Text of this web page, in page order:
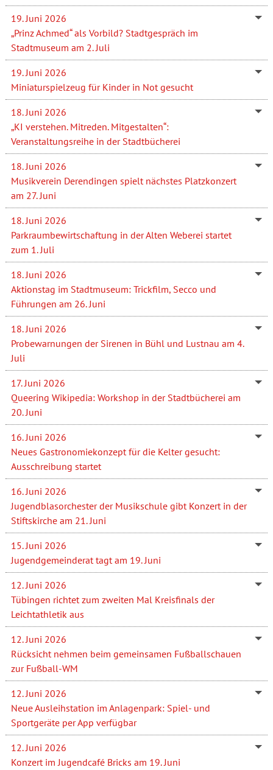
19. Juni 2026
„Prinz Achmed“ als Vorbild? Stadtgespräch im
Stadtmuseum am 2. Juli
19. Juni 2026
Miniaturspielzeug für Kinder in Not gesucht
18. Juni 2026
„KI verstehen. Mitreden. Mitgestalten“:
Veranstaltungsreihe in der Stadtbücherei
18. Juni 2026
Musikverein Derendingen spielt nächstes Platzkonzert
am 27. Juni
18. Juni 2026
Parkraumbewirtschaftung in der Alten Weberei startet
zum 1. Juli
18. Juni 2026
Aktionstag im Stadtmuseum: Trickfilm, Secco und
Führungen am 26. Juni
18. Juni 2026
Probewarnungen der Sirenen in Bühl und Lustnau am 4.
Juli
17. Juni 2026
Queering Wikipedia: Workshop in der Stadtbücherei am
20. Juni
16. Juni 2026
Neues Gastronomiekonzept für die Kelter gesucht:
Ausschreibung startet
16. Juni 2026
Jugendblasorchester der Musikschule gibt Konzert in der
Stiftskirche am 21. Juni
15. Juni 2026
Jugendgemeinderat tagt am 19. Juni
12. Juni 2026
Tübingen richtet zum zweiten Mal Kreisfinals der
Leichtathletik aus
12. Juni 2026
Rücksicht nehmen beim gemeinsamen Fußballschauen
zur Fußball-WM
12. Juni 2026
Neue Ausleihstation im Anlagenpark: Spiel- und
Sportgeräte per App verfügbar
12. Juni 2026
Konzert im Jugendcafé Bricks am 19. Juni